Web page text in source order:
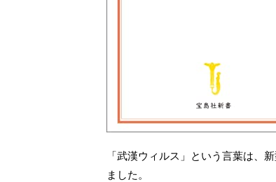
「武漢ウィルス」という言葉は、
ました。